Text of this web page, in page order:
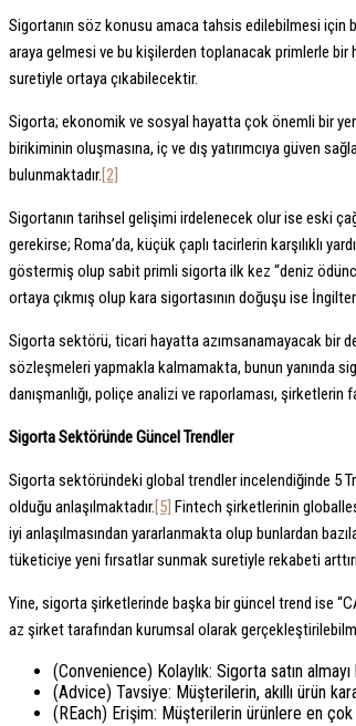
Sigortanın söz konusu amaca tahsis edilebilmesi için
araya gelmesi ve bu kişilerden toplanacak primlerle
suretiyle ortaya çıkabilecektir.
Sigorta; ekonomik ve sosyal hayatta çok önemli bir
birikiminin oluşmasına, iç ve dış yatırımcıya güven
bulunmaktadır.[2]
Sigortanın tarihsel gelişimi irdelenecek olur ise eski
gerekirse; Roma’da, küçük çaplı tacirlerin karşılıklı
göstermiş olup sabit primli sigorta ilk kez “deniz
ortaya çıkmış olup kara sigortasının doğuşu ise
Sigorta sektörü, ticari hayatta azımsanamayacak bir
sözleşmeleri yapmakla kalmamakta, bunun yanında
danışmanlığı, poliçe analizi ve raporlaması,
Sigorta Sektöründe Güncel Trendler
Sigorta sektöründeki global trendler incelendiğinde 5
olduğu anlaşılmaktadır.[5] Fintech şirketlerinin
iyi anlaşılmasından yararlanmakta olup bunlardan
tüketiciye yeni fırsatlar sunmak suretiyle rekabeti
Yine, sigorta şirketlerinde başka bir güncel trend ise
az şirket tarafından kurumsal olarak
(Convenience) Kolaylık: Sigorta satın
(Advice) Tavsiye: Müşterilerin, akıllı ürün
(REach) Erişim: Müşterilerin ürünlere en